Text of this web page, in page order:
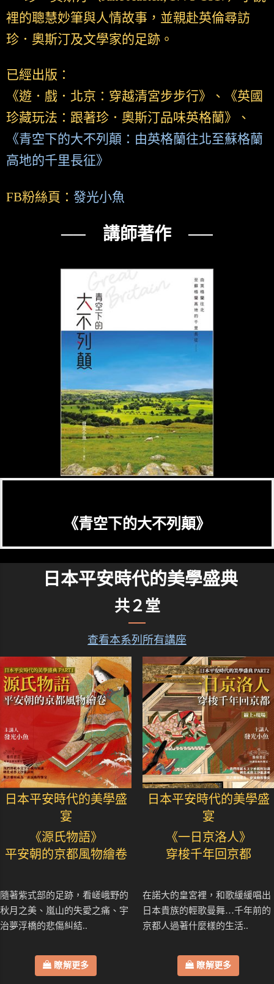
裡的聰慧妙筆與人情故事，並親赴英倫尋訪
珍．奧斯汀及文學家的足跡。
已經出版：
《遊．戲．北京：穿越清宮步步行》、《英國
珍藏玩法：跟著珍．奧斯汀品味英格蘭》、
《青空下的大不列顛：由英格蘭往北至蘇格蘭
高地的千里長征》
FB粉絲頁： 發光小魚
── 講師著作 ──
《青空下的大不列顛》
日本平安時代的美學盛典
共２堂
查看本系列所有講座
日本平安時代的美學盛
宴
《源氏物語》
平安朝的京都風物繪卷
隨著紫式部的足跡，看嵯峨野的
秋月之美、嵐山的失愛之痛、宇
治夢浮橋的悲傷糾結..
瞭解更多
日本平安時代的美學盛
宴
《一日京洛人》
穿梭千年回京都
在諾大的皇宮裡，和歌緩緩唱出
日本貴族的輕歌曼舞…千年前的
京都人過著什麼樣的生活..
瞭解更多